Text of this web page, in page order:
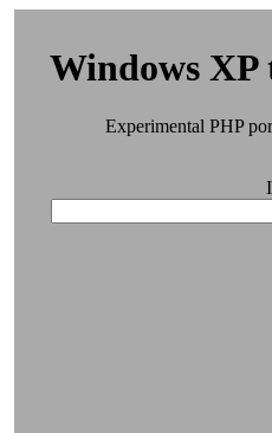
Windows XP
Experimental PHP